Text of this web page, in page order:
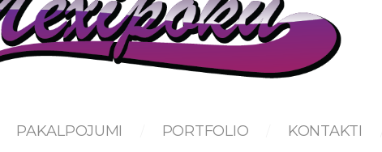
PAKALPOJUMI PORTFOLIO KONTAKTI